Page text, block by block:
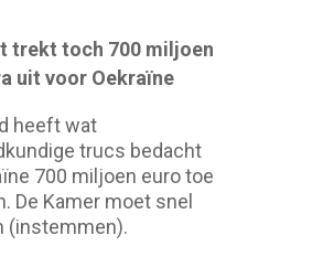
trekt toch 700 miljoen
uit voor Oekraïne
heeft wat
trucs bedacht
700 miljoen euro toe
De Kamer moet snel
(instemmen).